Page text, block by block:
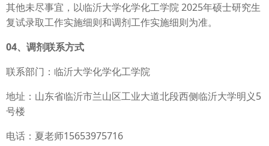
其他未尽事宜，以临沂大学化学化工学院 2025年硕士研究生
复试录取工作实施细则和调剂工作实施细则为准。
04、调剂联系方式
联系部门：临沂大学化学化工学院
地址：山东省临沂市兰山区工业大道北段西侧临沂大学明义5
号楼
电话：夏老师15653975716